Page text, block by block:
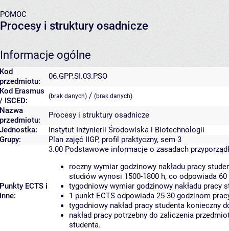
POMOC
Procesy i struktury osadnicze
Informacje ogólne
Kod
przedmiotu:
06.GPP.SI.03.PSO
Kod Erasmus
/ ISCED:
(brak danych) / (brak danych)
Nazwa
przedmiotu:
Procesy i struktury osadnicze
Jednostka:
Instytut Inżynierii Środowiska i Biotechnologii
Grupy:
Plan zajęć IIGP, profil praktyczny, sem 3
Punkty ECTS i
inne:
3.00 Podstawowe informacje o zasadach
roczny wymiar godzinowy nakładu pracy
studiów wynosi 1500-1800 h, co odpowiada 60
tygodniowy wymiar godzinowy nakładu pracy
1 punkt ECTS odpowiada 25-30 godzinom
tygodniowy nakład pracy studenta konieczny
nakład pracy potrzebny do zaliczenia
studenta.